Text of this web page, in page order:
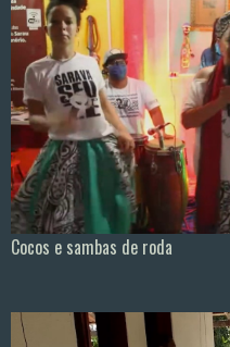
Cocos e sambas de roda